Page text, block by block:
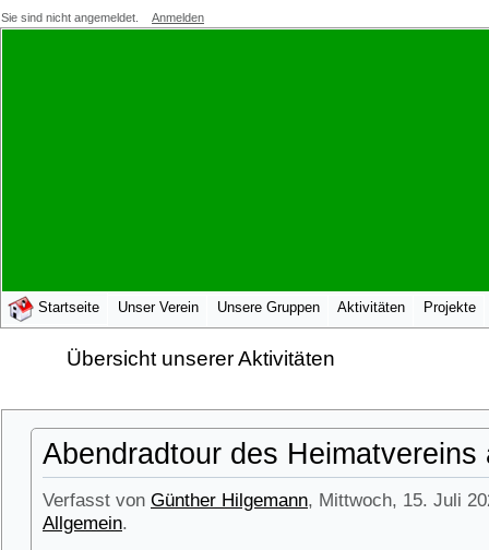
Sie sind nicht angemeldet. Anmelden
Startseite Unser Verein Unsere Gruppen Aktivitäten Projekte
Übersicht unserer Aktivitäten
Abendradtour des Heimatvereins
Verfasst von Günther Hilgemann, Mittwoch, 15. Juli
Allgemein.